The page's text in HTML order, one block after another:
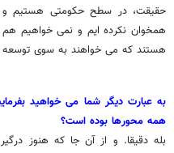
حقیقت، در سطح حکومتی هستیم و
همخوان نکرده ایم و نمی خواهیم هم
هستند که می خواهند به سوی توسعه
به عبارت دیگر شما می خواهید
همه محورها بوده است؟
بله دقیقا. و از آن جا که هنوز